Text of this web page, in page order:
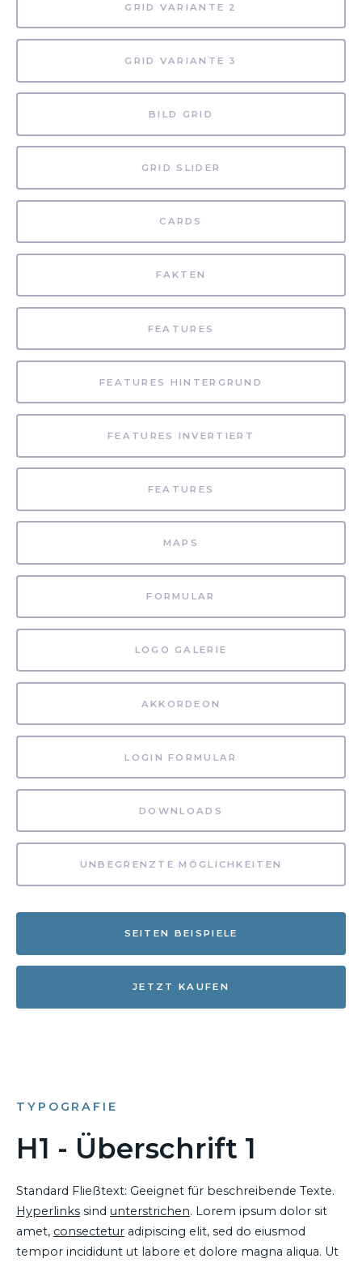
GRID VARIANTE 2
GRID VARIANTE 3
BILD GRID
GRID SLIDER
CARDS
FAKTEN
FEATURES
FEATURES HINTERGRUND
FEATURES INVERTIERT
FEATURES
MAPS
FORMULAR
LOGO GALERIE
AKKORDEON
LOGIN FORMULAR
DOWNLOADS
UNBEGRENZTE MÖGLICHKEITEN
SEITEN BEISPIELE
JETZT KAUFEN
TYPOGRAFIE
H1 - Überschrift 1
Standard Fließtext: Geeignet für beschreibende Texte.
Hyperlinks sind unterstrichen. Lorem ipsum dolor sit
amet, consectetur adipiscing elit, sed do eiusmod
tempor incididunt ut labore et dolore magna aliqua. Ut